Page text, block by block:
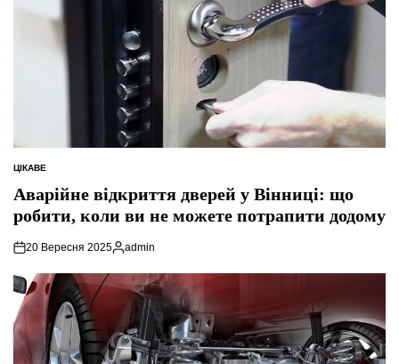
ОПУБЛІКУВАТИ
ЦІКАВЕ
Аварійне відкриття дверей у Вінниці: що
робити, коли ви не можете потрапити додому
20 Вересня 2025
Опубліковано
admin